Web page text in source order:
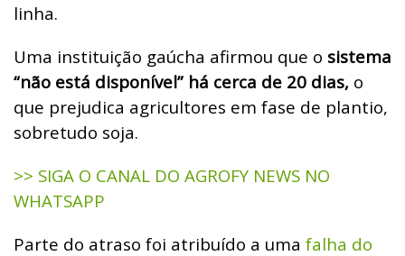
linha.
Uma instituição gaúcha afirmou que o sistema
“não está disponível” há cerca de 20 dias, o
que prejudica agricultores em fase de plantio,
sobretudo soja.
>> SIGA O CANAL DO AGROFY NEWS NO
WHATSAPP
Parte do atraso foi atribuído a uma falha do